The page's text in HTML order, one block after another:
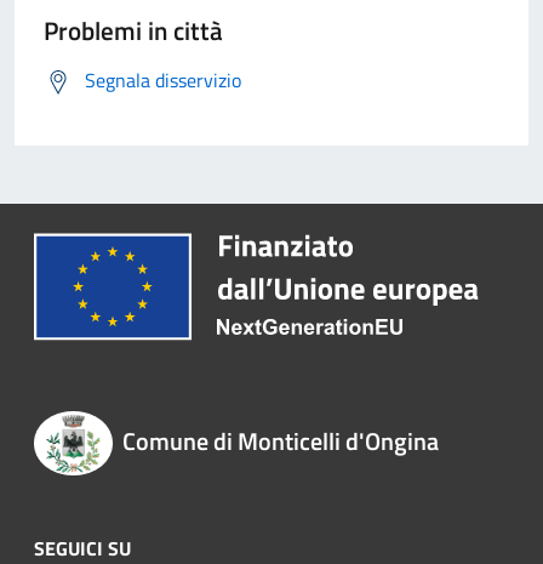
Problemi in città
Segnala disservizio
Comune di Monticelli d'Ongina
SEGUICI SU